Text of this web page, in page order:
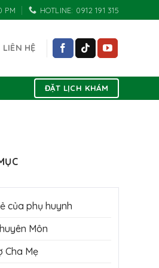
PM HOTLINE: 0912 191 315
LIÊN HỆ
ĐẶT LỊCH KHÁM
của phụ huynh
Môn
Cha Mẹ